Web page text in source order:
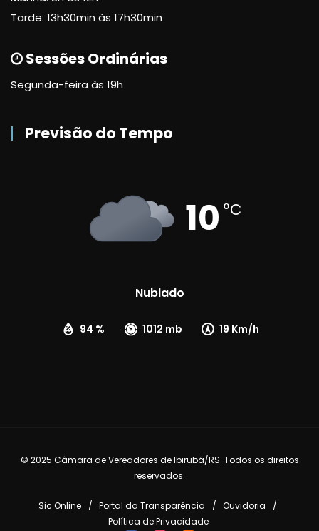
Tarde: 13h30min às 17h30min
Sessões Ordinárias
Segunda-feira às 19h
Previsão do Tempo
10 °C
Nublado
94 % 1012 mb 19 Km/h
© 2025 Câmara de Vereadores de Ibirubá/RS. Todos os direitos
reservados.
Sic Online Portal da Transparência
Ouvidoria
Política de Privacidade